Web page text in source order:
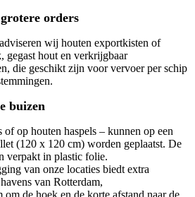
orders
wij houten exportkisten of
gegast hout en verkrijgbaar
die geschikt zijn voor vervoer per schip
buizen
op houten haspels – kunnen op een
(120 x 120 cm) worden geplaatst. De
verpakt in plastic folie.
van onze locaties biedt extra
van Rotterdam,